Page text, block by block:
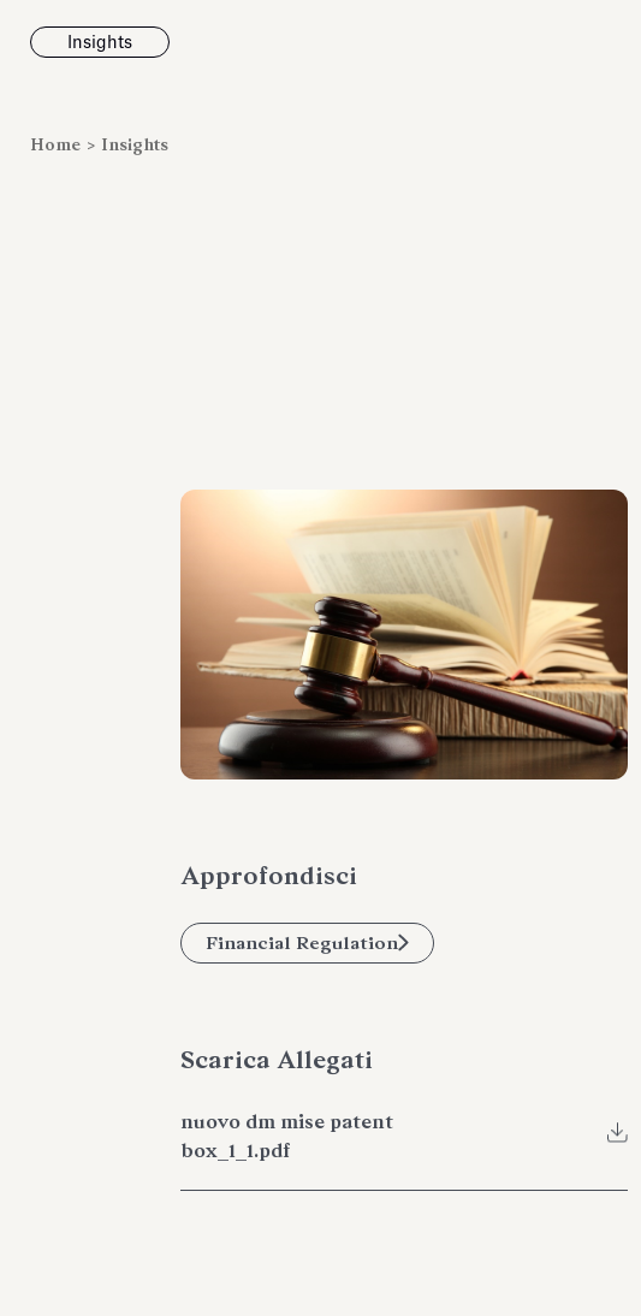
Insights
Leggi tutto
Home > Insights
Approfondisci
Financial Regulation
Scarica Allegati
nuovo dm mise patent
box_1_1.pdf